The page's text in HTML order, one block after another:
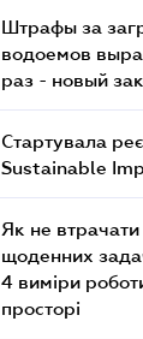
Штрафы за
водоемов
раз - новый
Стартувала
Sustainable
Як не
щоденних
4 виміри
просторі